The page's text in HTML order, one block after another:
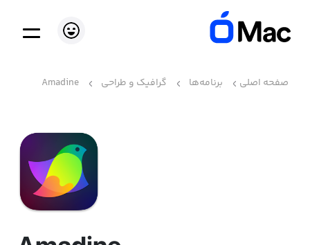
صفحه اصلی برنامه‌ها گرافیک و طراحی Amadine